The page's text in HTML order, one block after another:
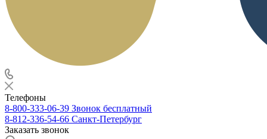
Телефоны
8-800-333-06-39 Звонок бесплатный
8-812-336-54-66 Санкт-Петербург
Заказать звонок